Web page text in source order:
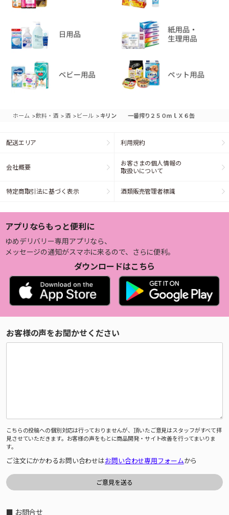
ホーム >飲料・酒 > 酒 > ビール > キリン 一番搾り２５０ｍｌＸ６缶
配送エリア 利用規約
会社概要
お客さまの個人情報の
取扱いについて
特定商取引法に基づく表示 酒類販売管理者標識
アプリならもっと便利に
ゆめデリバリー専用アプリなら、
メッセージの通知がスマホに来るので、さらに便利。
ダウンロードはこちら
お客様の声をお聞かせください
こちらの投稿への個別対応は行っておりませんが、頂いたご意見はスタッフがすべて拝
見させていただきます。お客様の声をもとに商品開発・サイト改善を行ってまいりま
す。
ご注文にかかわるお問い合わせはお問い合わせ専用フォームから
■ お問合せ